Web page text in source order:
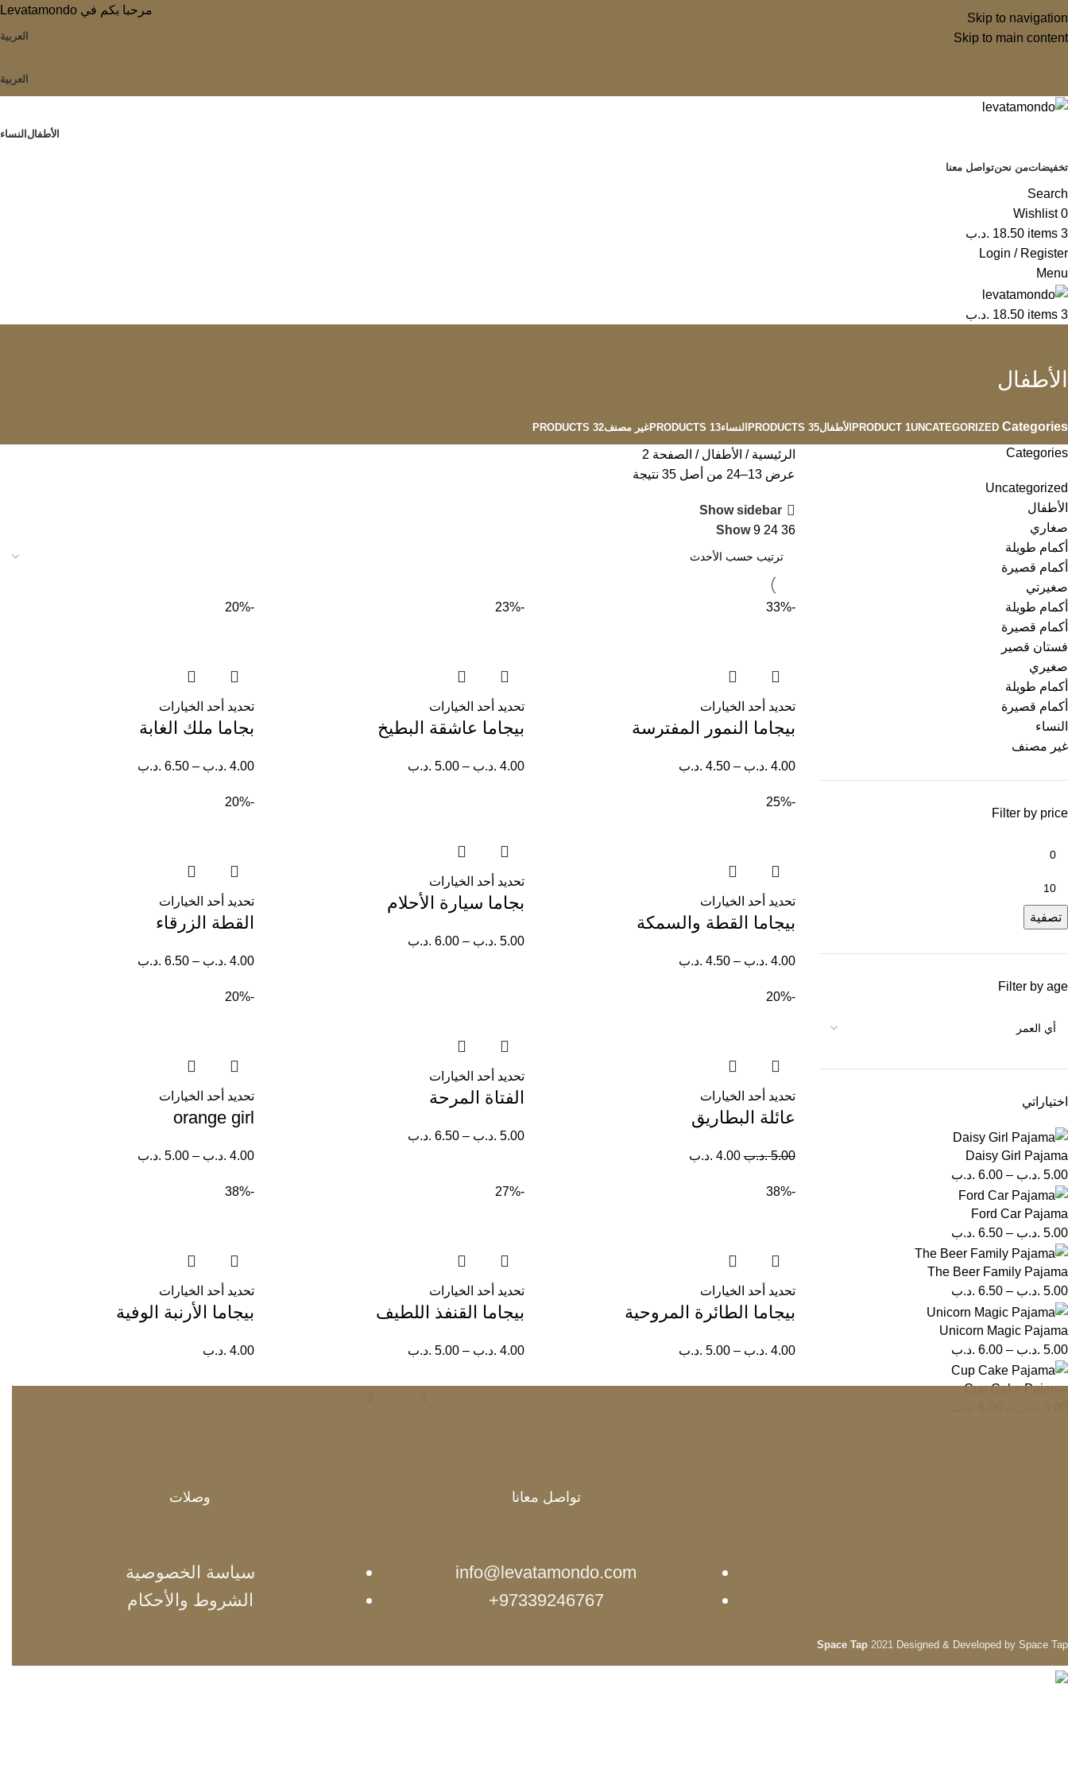
Skip to navigation
Skip to main content
Levatamondo مرحبا بكم في
العربية
العربية
الأطفال النساء
تخفيضاتمن نحنتواصل معنا
Search
0
Wishlist
3
items
18.50 .د.ب
Login / Register
Menu
3
items
18.50 .د.ب
الأطفال
Categories
UNCATEGORIZED
1 PRODUCT الأطفال35 PRODUCTS النساء13 PRODUCTS غير مصنف32 PRODUCTS
Categories
Uncategorized
الأطفال
صغاري
أكمام طويلة
أكمام قصيرة
صغيرتي
أكمام طويلة
أكمام قصيرة
فستان قصير
صغيري
أكمام طويلة
أكمام قصيرة
النساء
غير مصنف
Filter by price
تصفية
Filter by age
اختياراتي
Daisy Girl Pajama
5.00 .د.ب –
6.00 .د.ب
Ford Car Pajama
5.00 .د.ب –
6.50 .د.ب
The Beer Family Pajama
5.00 .د.ب –
6.50 .د.ب
Unicorn Magic Pajama
5.00 .د.ب –
6.00 .د.ب
Cup Cake Pajama
الرئيسية الأطفال
الصفحة 2
عرض 13–24 من أصل 35 نتيجة
Show sidebar
Show9 24 36
-33%
تحديد أحد الخيارات
بيجاما النمور المفترسة
4.00 .د.ب –
4.50 .د.ب
-23%
تحديد أحد الخيارات
بيجاما عاشقة البطيخ
4.00 .د.ب –
5.00 .د.ب
-20%
تحديد أحد الخيارات
بجاما ملك الغابة
4.00 .د.ب –
6.50 .د.ب
-25%
تحديد أحد الخيارات
بيجاما القطة والسمكة
4.00 .د.ب –
4.50 .د.ب
تحديد أحد الخيارات
بجاما سيارة الأحلام
5.00 .د.ب –
6.00 .د.ب
-20%
تحديد أحد الخيارات
القطة الزرقاء
4.00 .د.ب –
6.50 .د.ب
-20%
تحديد أحد الخيارات
عائلة البطاريق
5.00 .د.ب 4.00 .د.ب
تحديد أحد الخيارات
الفتاة المرحة
5.00 .د.ب –
6.50 .د.ب
-20%
تحديد أحد الخيارات
orange girl
4.00 .د.ب –
5.00 .د.ب
-38%
تحديد أحد الخيارات
بيجاما الطائرة المروحية
4.00 .د.ب –
5.00 .د.ب
-27%
تحديد أحد الخيارات
بيجاما القنفذ اللطيف
4.00 .د.ب –
5.00 .د.ب
-38%
تحديد أحد الخيارات
بيجاما الأرنبة الوفية
4.00 .د.ب
وصلات
سياسة الخصوصية
الشروط والأحكام
تواصل معانا
info@levatamondo.com
97339246767+
Space Tap 2021 Designed & Developed by Space Tap